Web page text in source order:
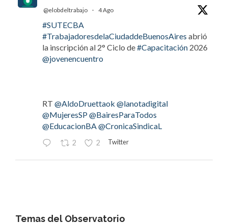
@elobdeltrabajo · 4 Ago
#SUTECBA
#TrabajadoresdelaCiudaddeBuenosAires abrió
la inscripción al 2° Ciclo de#Capacitación 2026
@jovenencuentro
RT @AldoDruettaok @lanotadigital
@MujeresSP@BairesParaTodos
@EducacionBA @CronicaSindicaL
2 2 Twitter
Orgánica del#BCRA
Temas del Observatorio